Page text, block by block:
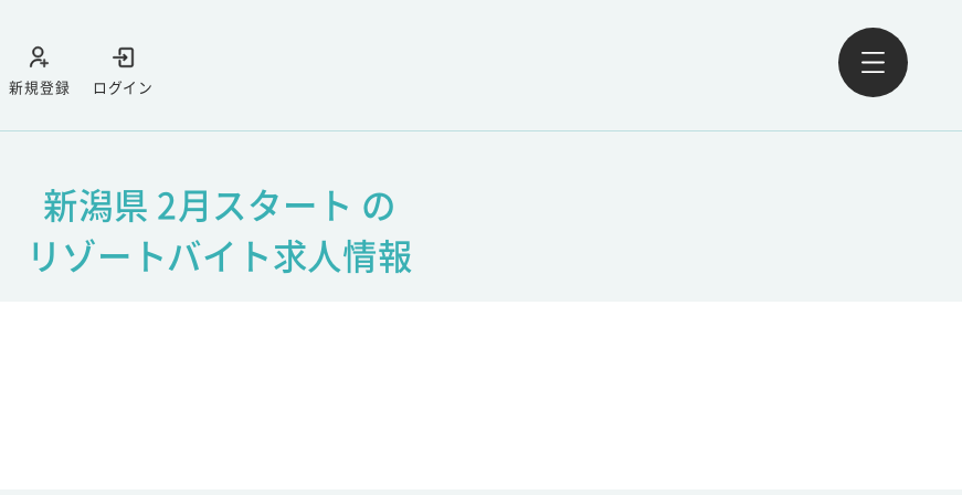
ログイン
新規登録
新潟県 2月スタート の
リゾートバイト求人情報